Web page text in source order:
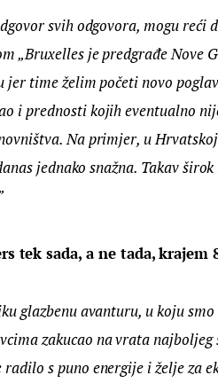
svih odgovora, mogu reći
„Bruxelles je predgrađe Nove
jer time želim početi novo
i prednosti kojih eventualno
Na primjer, u
jednako snažna. Takav
tek sada, a ne tada, krajem
glazbenu avanturu, u koju
zakucao na vrata
s puno energije i želje za